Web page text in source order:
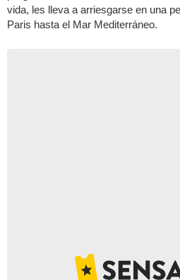
vida, les lleva a arriesgarse en una
Paris hasta el Mar Mediterráneo.